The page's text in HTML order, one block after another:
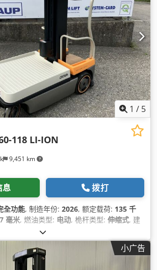
1 / 5
9,451 km
118 LI-ION
息 拨打
全功能, 制造年份: 2026, 额定载荷: 135 千
毫米, 燃油类型: 电动, 桅杆类型: 伸缩式, 建
Elektro
小广告